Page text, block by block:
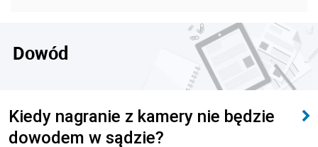
Dowód
Kiedy nagranie z kamery nie będzie
dowodem w sądzie?